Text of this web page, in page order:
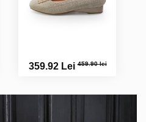
359.92 Lei459.90 lei